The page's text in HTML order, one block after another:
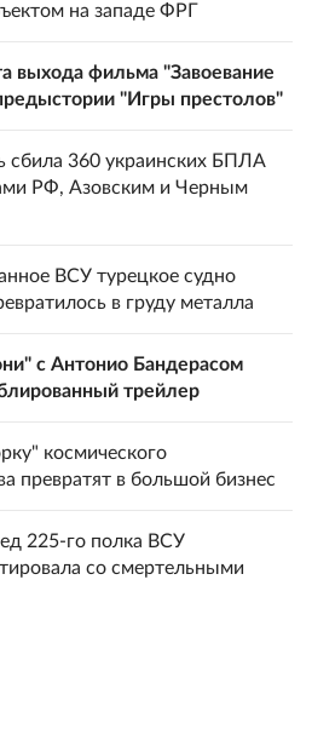
на западе ФРГ
выхода фильма "Завоевание
"Игры престолов"
сбила 360 украинских БПЛА
РФ, Азовским и Черным
ВСУ турецкое судно
в груду металла
с Антонио Бандерасом
трейлер
космического
превратят в большой бизнес
225-го полка ВСУ
со смертельными